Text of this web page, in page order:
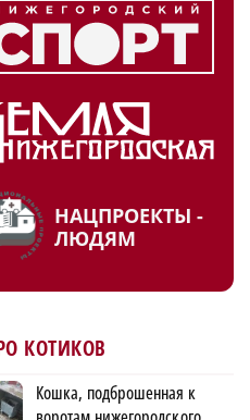
НАЦПРОЕКТЫ -
ЛЮДЯМ
КОТИКОВ
Кошка, подброшенная к